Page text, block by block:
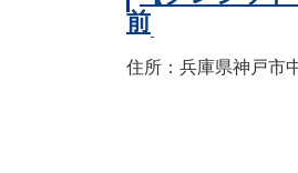
前
住所：兵庫県神戸市